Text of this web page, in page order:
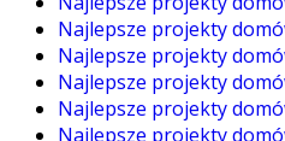
Najlepsze projekty
Najlepsze projekty
Najlepsze projekty
Najlepsze projekty
Najlepsze projekty